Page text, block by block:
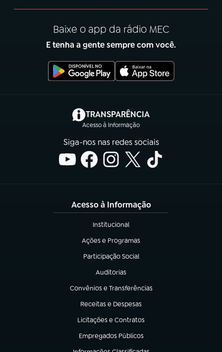
Baixe o app da rádio MEC
E tenha a gente sempre com você.
TRANSPARÊNCIA
Acesso à Informação
(abre em nova aba)
Siga-nos nas redes sociais
Acesso à Informação
Institucional
(abre em nova aba)
Ações e Programas
(abre em nova aba)
Participação Social
(abre em nova aba)
Auditorias
(abre em nova aba)
Convênios e Transferências
(abre em nova aba)
Receitas e Despesas
(abre em nova aba)
Licitações e Contratos
(abre em nova aba)
Empregados Públicos
(abre em nova aba)